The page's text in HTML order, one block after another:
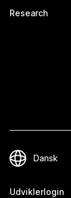
Research
Udviklerlogin